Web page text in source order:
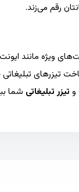
رقم می‌زند.
ویژه مانند
ساخت تیزرهای
و تیزر تبلیغاتی شما